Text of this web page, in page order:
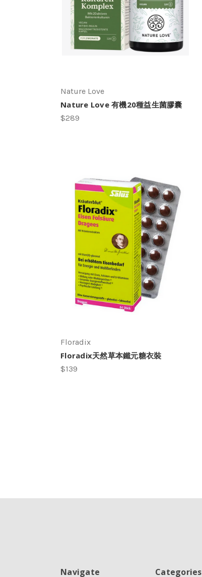
Nature Love
Nature Love 有機20種益生菌膠囊
$289
Floradix
Floradix天然草本鐵元糖衣裝
$139
Navigate Categories